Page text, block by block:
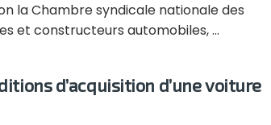
la Chambre syndicale nationale des
et constructeurs automobiles, ...
d’acquisition d’une voiture